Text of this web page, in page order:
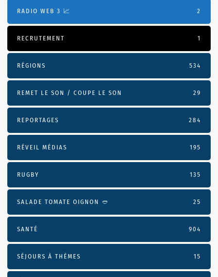
RADIO WEB 3 📈 2
RECRUTEMENT 1
RÉGIONS 534
REMET LE SON / COUPE LE SON 29
REPORTAGES 284
RÉVEIL MÉDIAS 195
RUGBY 135
SALADE TOMATE OIGNON 🥙 25
SANTÉ 904
SÉJOURS À THÈMES 15